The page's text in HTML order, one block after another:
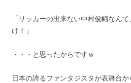
「サッカーの出来ない中村俊輔なん
け！」
・・・と思ったからですｗ
日本の誇るファンタジスタが表舞台か